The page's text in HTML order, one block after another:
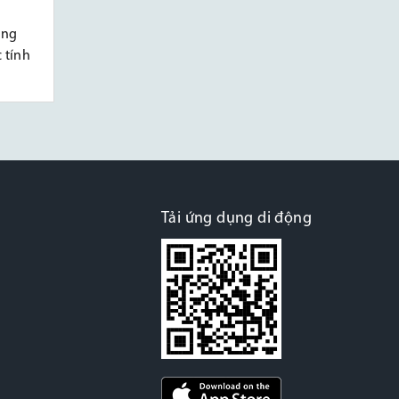
tính
Tải ứng dụng di động